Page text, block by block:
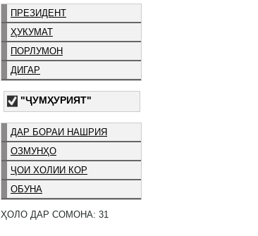
ПРЕЗИДЕНТ
ҲУКУМАТ
ПОРЛУМОН
ДИГАР
"ҶУМҲУРИЯТ"
ДАР БОРАИ НАШРИЯ
ОЗМУНҲО
ҶОИ ХОЛИИ КОР
ОБУНА
ҲОЛО ДАР СОМОНА: 31